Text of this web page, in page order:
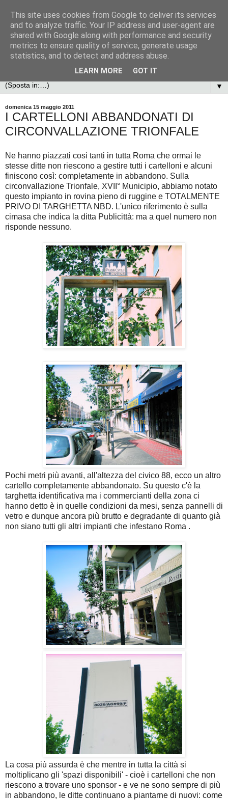
▼
domenica 15 maggio 2011
I CARTELLONI ABBANDONATI DI
CIRCONVALLAZIONE TRIONFALE
Ne hanno piazzati così tanti in tutta Roma che ormai le
stesse ditte non riescono a gestire tutti i cartelloni e alcuni
finiscono così: completamente in abbandono. Sulla
circonvallazione Trionfale, XVII° Municipio, abbiamo notato
questo impianto in rovina pieno di ruggine e TOTALMENTE
PRIVO DI TARGHETTA NBD. L'unico riferimento è sulla
cimasa che indica la ditta Publicittà: ma a quel numero non
risponde nessuno.
Pochi metri più avanti, all'altezza del civico 88, ecco un altro
cartello completamente abbandonato. Su questo c'è la
targhetta identificativa ma i commercianti della zona ci
hanno detto è in quelle condizioni da mesi, senza pannelli di
vetro e dunque ancora più brutto e degradante di quanto già
non siano tutti gli altri impianti che infestano Roma .
La cosa più assurda è che mentre in tutta la città si
moltiplicano gli 'spazi disponibili' - cioè i cartelloni che non
riescono a trovare uno sponsor - e ve ne sono sempre di più
in abbandono, le ditte continuano a piantarne di nuovi: come
This site uses cookies from Google to deliver its services
and to analyze traffic. Your IP address and user-agent are
shared with Google along with performance and security
metrics to ensure quality of service, generate usage
statistics, and to detect and address abuse.
LEARN MORE GOT IT